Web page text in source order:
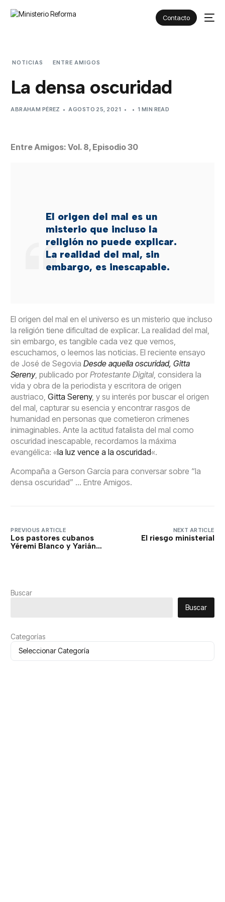
Contacto
NOTICIAS ENTRE AMIGOS
La densa oscuridad
ABRAHAM PÉREZ AGOSTO 25, 2021 1 MIN READ
Entre Amigos: Vol. 8, Episodio 30
El origen del mal es un
misterio que incluso la
religión no puede explicar.
La realidad del mal, sin
embargo, es inescapable.
El origen del mal en el universo es un misterio que incluso
la religión tiene dificultad de explicar. La realidad del mal,
sin embargo, es tangible cada vez que vemos,
escuchamos, o leemos las noticias. El reciente ensayo
de José de SegoviaDesde aquella oscuridad, Gitta
Sereny, publicado porProtestante Digital, considera la
vida y obra de la periodista y escritora de origen
austriaco,Gitta Sereny, y su interés por buscar el origen
del mal, capturar su esencia y encontrar rasgos de
humanidad en personas que cometieron crímenes
inimaginables. Ante la actitud fatalista del mal como
oscuridad inescapable, recordamos la máxima
evangélica: «la luz vence a la oscuridad«.
Acompaña a Gerson García para conversar sobre “la
densa oscuridad” … Entre Amigos.
PREVIOUS ARTICLE
Los pastores cubanos
Yéremi Blanco y Yarián
NEXT ARTICLE
El riesgo ministerial
Buscar
Buscar
Categorías